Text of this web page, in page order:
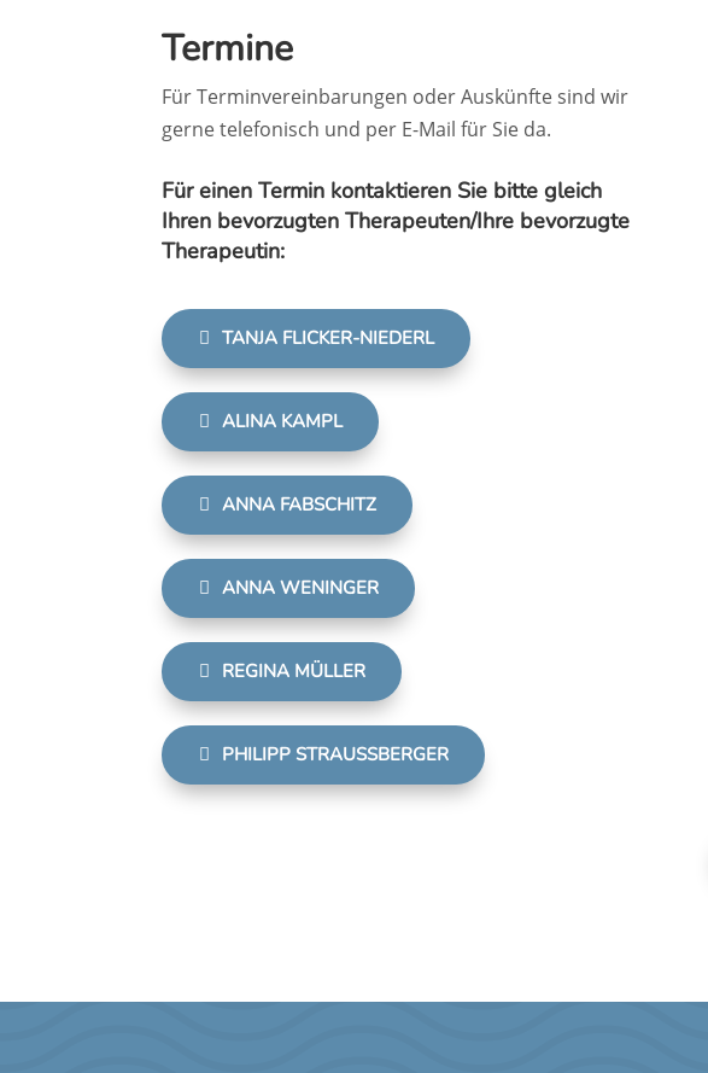
Termine
Für Terminvereinbarungen oder Auskünfte sind wir
gerne telefonisch und per E-Mail für Sie da.
Für einen Termin kontaktieren Sie bitte gleich
Ihren bevorzugten Therapeuten/Ihre bevorzugte
Therapeutin:
TANJA FLICKER-NIEDERL
ALINA KAMPL
ANNA FABSCHITZ
ANNA WENINGER
REGINA MÜLLER
PHILIPP STRAUSSBERGER